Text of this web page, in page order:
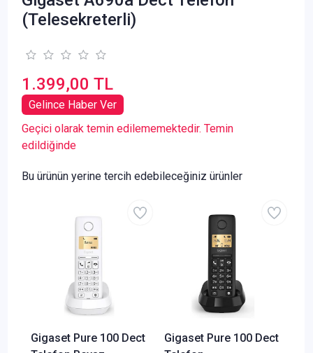
(Telesekreterli)
1.399,00 TL
Gelince Haber Ver
Geçici olarak temin edilememektedir. Temin
edildiğinde
Bu ürünün yerine tercih edebileceğiniz ürünler
Gigaset Pure 100 Dect
Gigaset Pure 100 Dect